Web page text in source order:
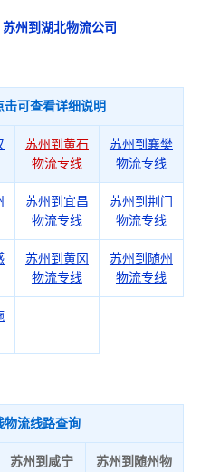
苏州到湖北物流公司
可查看详细说明
苏州到黄石
物流专线
苏州到襄樊
物流专线
苏州到宜昌
物流专线
苏州到荆门
物流专线
苏州到黄冈
物流专线
苏州到随州
物流专线
物流线路查询
苏州到咸宁
苏州到随州物